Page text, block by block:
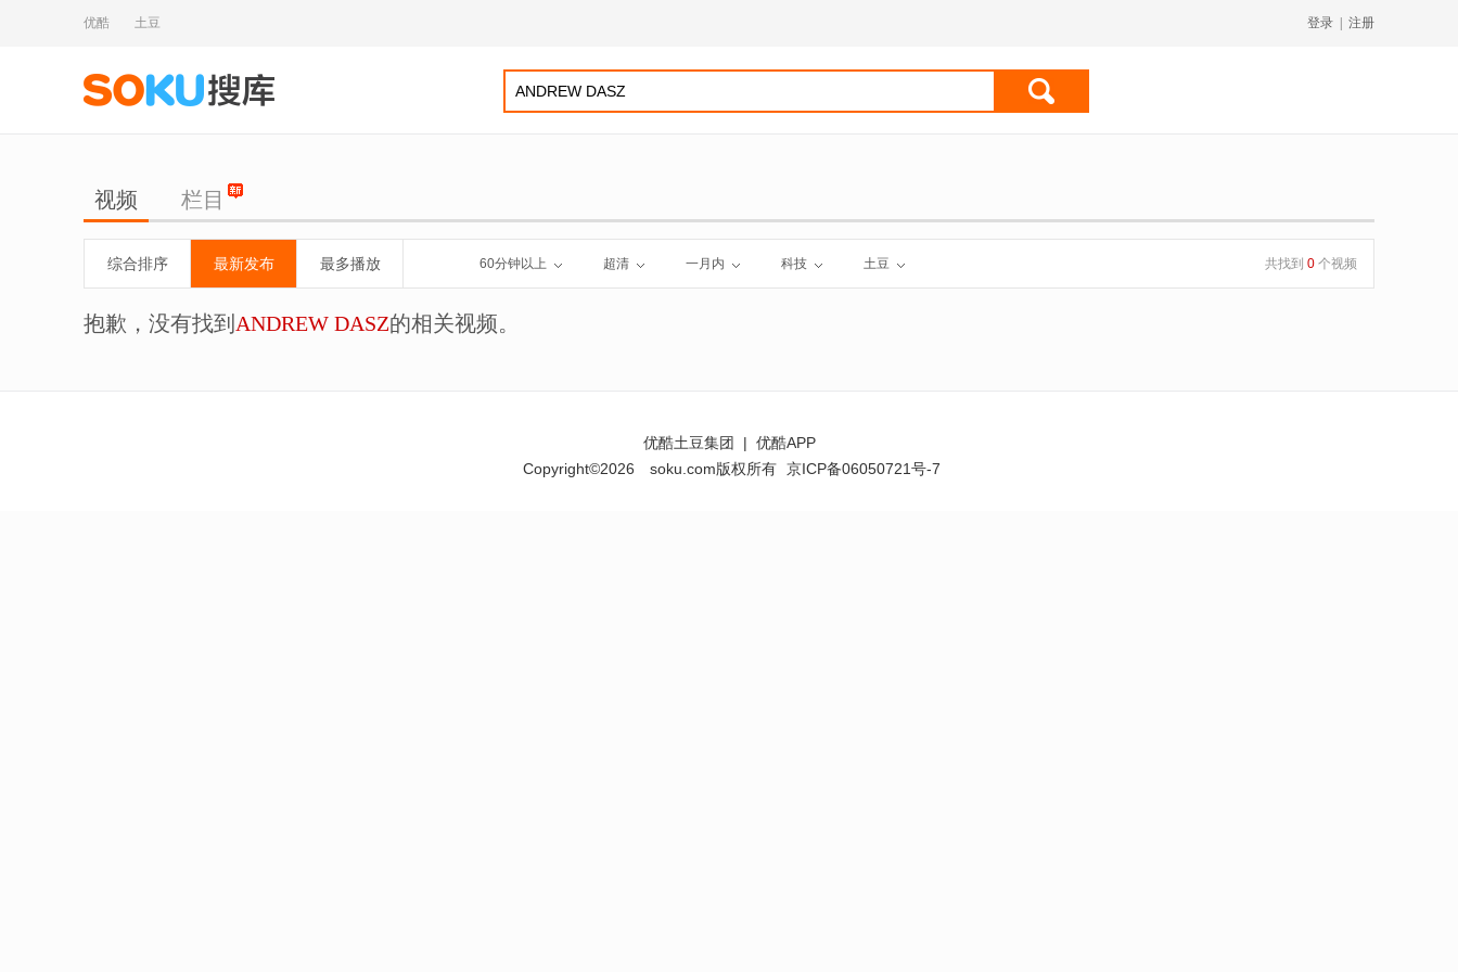
优酷 土豆 登录 注册
视频 栏目
综合排序 最新发布 最多播放 60分钟以上 超清 一月内 科技 土豆 共找到 0 个视频
抱歉，没有找到 ANDREW DASZ的相关视频。
优酷土豆集团 | 优酷APP
Copyright©2026
soku.com版权所有 京ICP备06050721号-7